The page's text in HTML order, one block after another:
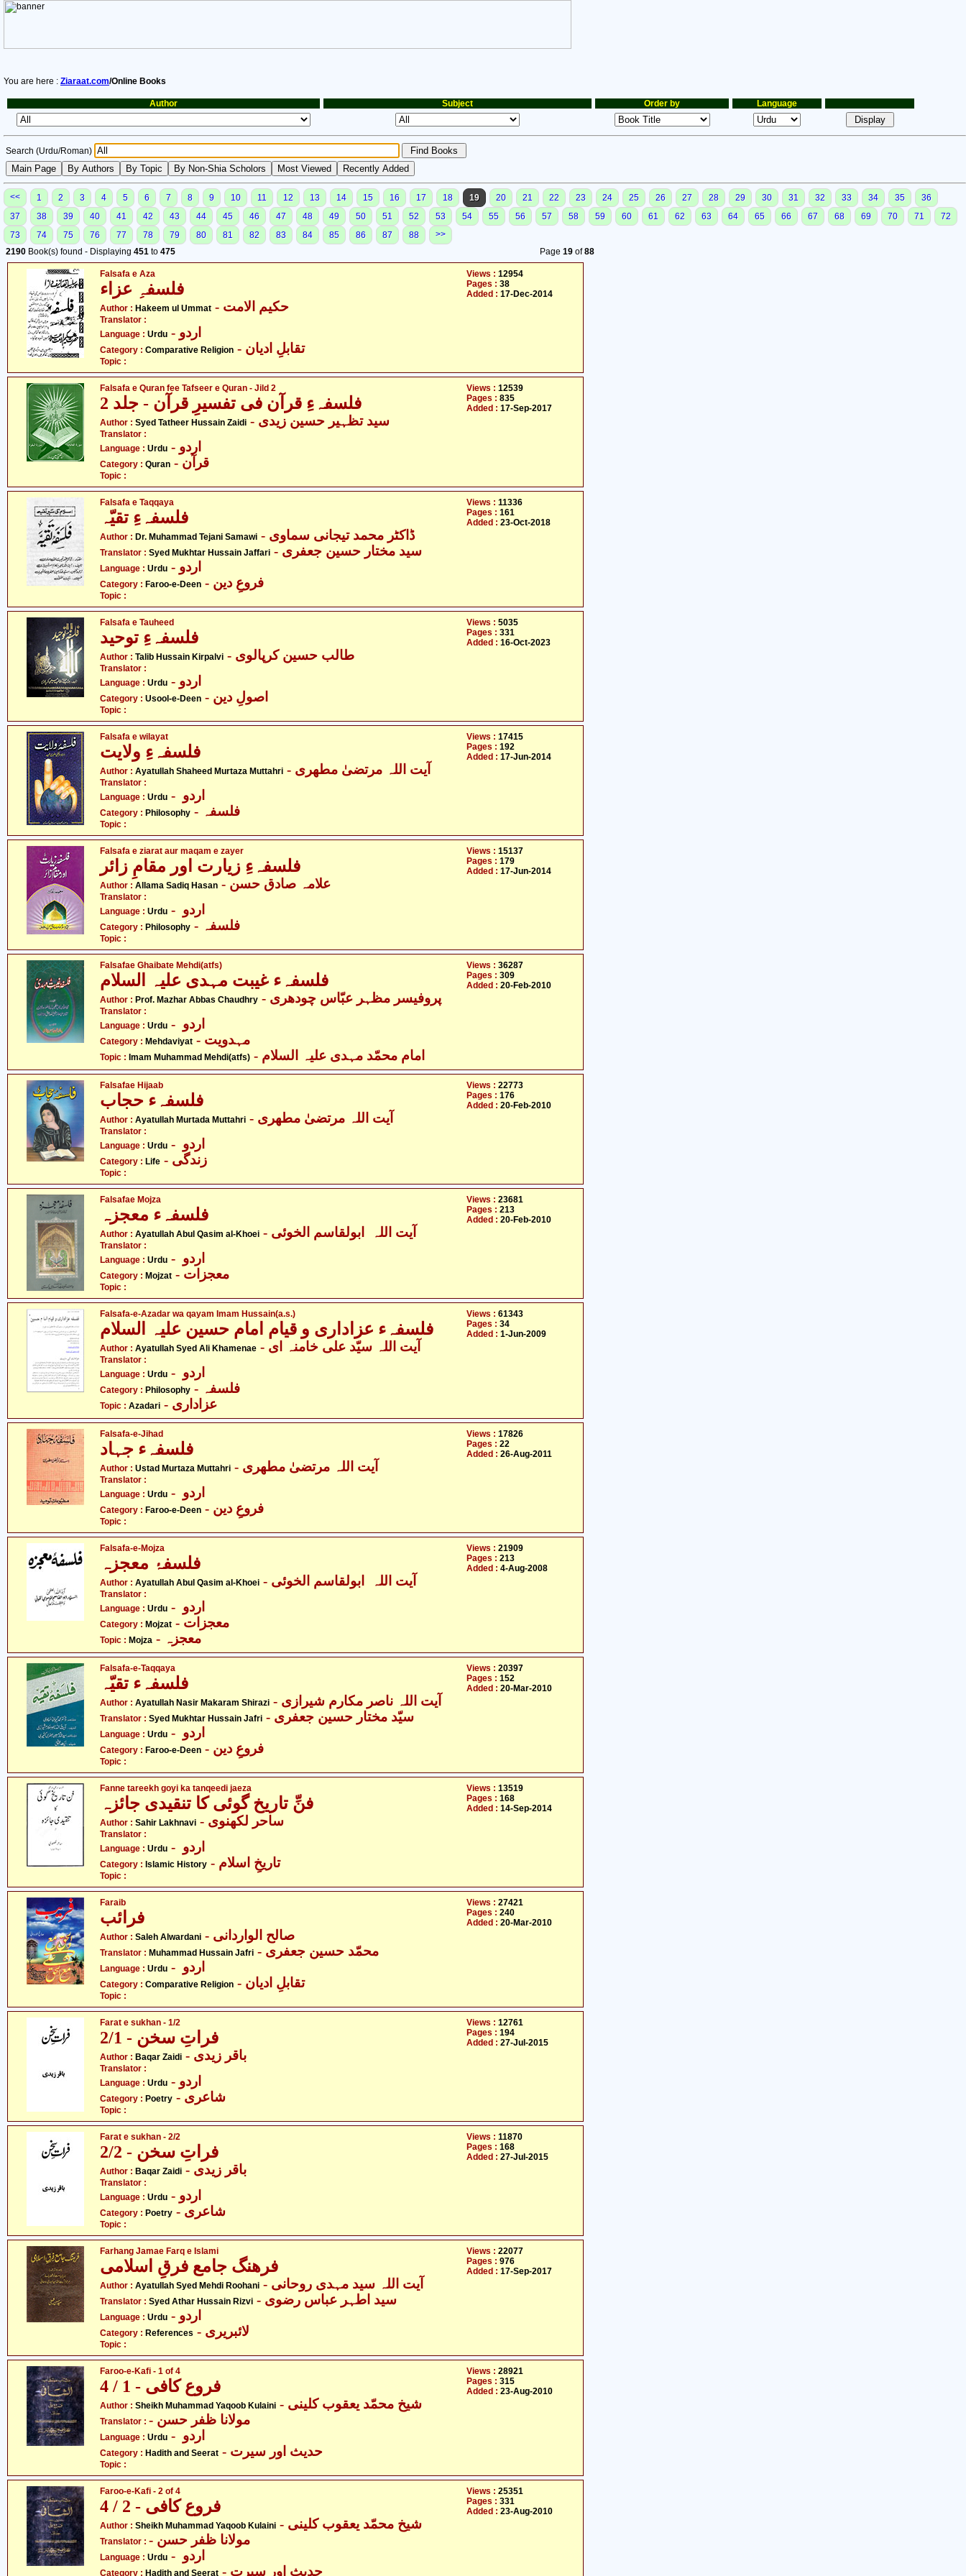
You are here : Ziaraat.com/Online Books
Author Subject Order by Language
Search (Urdu/Roman)
<< 1 2 3 4 5 6 7 8 9 10 11 12 13 14 15 16 17 18 19 20 21 22 23 24 25 26 27 28 29 30 31 32 33 34 35
36
37
38 39 40 41 42 43 44 45 46 47 48 49 50 51 52 53 54 55 56 57 58 59 60 61 62 63 64 65 66 67 68 69 70 71
72
73
74 75 76 77 78 79 80 81 82 83 84 85 86 87 88
>>
2190 Book(s) found - Displaying 451 to 475 Page 19of88
Falsafa e Aza
فلسفہِ عزاء
Author : Hakeem ul Ummat - حکیم الامت
Translator :
Language : Urdu - اردو
Category : Comparative Religion - تقابلِ ادیان
Topic :
Views : 12954
Pages : 38
Added : 17-Dec-2014
Falsafa e Quran fee Tafseer e Quran - Jild 2
فلسفہءِ قرآن فی تفسیرِ قرآن - جلد 2
Author : Syed Tatheer Hussain Zaidi - سید تظہیر حسین زیدی
Translator :
Language : Urdu - اردو
Category : Quran - قرآن
Topic :
Views : 12539
Pages : 835
Added : 17-Sep-2017
Falsafa e Taqqaya
فلسفہءِ تقیّہ
Author : Dr. Muhammad Tejani Samawi - ڈاکٹر محمد تیجانی سماوی
Translator : Syed Mukhtar Hussain Jaffari - سید مختار حسین جعفری
Language : Urdu - اردو
Category : Faroo-e-Deen - فروعِ دین
Topic :
Views : 11336
Pages : 161
Added : 23-Oct-2018
Falsafa e Tauheed
فلسفہءِ توحید
Author : Talib Hussain Kirpalvi - طالب حسین کرپالوی
Translator :
Language : Urdu - اردو
Category : Usool-e-Deen - اصولِ دین
Topic :
Views : 5035
Pages : 331
Added : 16-Oct-2023
Falsafa e wilayat
فلسفہءِ ولایت
Author : Ayatullah Shaheed Murtaza Muttahri - آیت اللہ مرتضیٰ مطھری
Translator :
Language : Urdu
Category : Philosophy - فلسفہ
Topic :
Views : 17415
Pages : 192
Added : 17-Jun-2014
Falsafa e ziarat aur maqam e zayer
فلسفہءِ زیارت اور مقامِ زائر
Author : Allama Sadiq Hasan - علامہ صادق حسن
Translator :
Language : Urdu
Category : Philosophy - فلسفہ
Topic :
Views : 15137
Pages : 179
Added : 17-Jun-2014
Falsafae Ghaibate Mehdi(atfs)
فلسفہء غیبت مہدی علیہ السلام
Author : Prof. Mazhar Abbas Chaudhry - پروفیسر مظہر عبّاس چودھری
Translator :
Language : Urdu
Category : Mehdaviyat - مہدویت
Topic : Imam Muhammad Mehdi(atfs) - امام محمّد مہدی علیہ السلام
Views : 36287
Pages : 309
Added : 20-Feb-2010
Falsafae Hijaab
Author : Ayatullah Murtada Muttahri - آیت اللہ مرتضیٰ مطھری
Translator :
Language : Urdu
Category : Life - زندگی
Topic :
Views : 22773
Pages : 176
Added : 20-Feb-2010
Falsafae Mojza
Author : Ayatullah Abul Qasim al-Khoei - آیت اللہ ابولقاسم الخوئی
Translator :
Language : Urdu
Category : Mojzat - معجزات
Topic :
Views : 23681
Pages : 213
Added : 20-Feb-2010
Falsafa-e-Azadar wa qayam Imam Hussain(a.s.)
Author : Ayatullah Syed Ali Khamenae - آیت اللہ سیّد علی خامنہ ای
Translator :
Language : Urdu
Category : Philosophy - فلسفہ
Topic : Azadari - عزاداری
Views : 61343
Pages : 34
Added : 1-Jun-2009
Falsafa-e-Jihad
Author : Ustad Murtaza Muttahri - آیت اللہ مرتضیٰ مطھری
Translator :
Language : Urdu
Category : Faroo-e-Deen - فروعِ دین
Topic :
Views : 17826
Pages : 22
Added : 26-Aug-2011
Falsafa-e-Mojza
فلسفۂ معجزہ
Author : Ayatullah Abul Qasim al-Khoei - آیت اللہ ابولقاسم الخوئی
Translator :
Language : Urdu
Category : Mojzat - معجزات
Topic : Mojza - معجزہ
Views : 21909
Pages : 213
Added : 4-Aug-2008
Falsafa-e-Taqqaya
فلسفہء تقیّہ
Author : Ayatullah Nasir Makaram Shirazi - آیت اللہ ناصر مکارم شیرازی
Translator : Syed Mukhtar Hussain Jafri
Language : Urdu
Category : Faroo-e-Deen - فروعِ دین
Topic :
Views : 20397
Pages : 152
Added : 20-Mar-2010
Fanne tareekh goyi ka tanqeedi jaeza
فنِّ تاریخ گوئی کا تنقیدی جائزہ
Author : Sahir Lakhnavi - ساحر لکھنوی
Translator :
Language : Urdu
Category : Islamic History - تاریخِ اسلام
Topic :
Views : 13519
Pages : 168
Added : 14-Sep-2014
Faraib
Author : Saleh Alwardani - صالح الواردانی
Translator : Muhammad Hussain Jafri - محمّد حسین جعفری
Language : Urdu
Category : Comparative Religion - تقابلِ ادیان
Topic :
Views : 27421
Pages : 240
Added : 20-Mar-2010
Farat e sukhan - 1/2
فراتِ سخن - 2/1
Author : Baqar Zaidi - باقر زیدی
Translator :
Language : Urdu - اردو
Category : Poetry - شاعری
Topic :
Views : 12761
Pages : 194
Added : 27-Jul-2015
Farat e sukhan - 2/2
فراتِ سخن - 2/2
Author : Baqar Zaidi - باقر زیدی
Translator :
Language : Urdu - اردو
Category : Poetry - شاعری
Topic :
Views : 11870
Pages : 168
Added : 27-Jul-2015
Farhang Jamae Farq e Islami
فرھنگ جامع فرقِ اسلامی
Author : Ayatullah Syed Mehdi Roohani - آیت اللہ سید مہدی روحانی
Translator : Syed Athar Hussain Rizvi - سید اطہر عباس رضوی
Language : Urdu - اردو
Category : References - لائبریری
Topic :
Views : 22077
Pages : 976
Added : 17-Sep-2017
Faroo-e-Kafi - 1 of 4
فروع کافی - 1 / 4
Author : Sheikh Muhammad Yaqoob Kulaini - شیخ محمّد یعقوب کلینی
Translator : - مولانا ظفر حسن
Language : Urdu
Category : Hadith and Seerat - حدیث اور سیرت
Topic :
Views : 28921
Pages : 315
Added : 23-Aug-2010
Faroo-e-Kafi - 2 of 4
فروع کافی - 2 / 4
Author : Sheikh Muhammad Yaqoob Kulaini - شیخ محمّد یعقوب کلینی
Translator : - مولانا ظفر حسن
Language : Urdu
Category : Hadith and Seerat - حدیث اور سیرت
Views : 25351
Pages : 331
Added : 23-Aug-2010